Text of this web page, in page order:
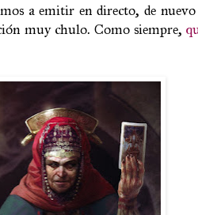
a emitir en directo, de
muy chulo. Como siempre,